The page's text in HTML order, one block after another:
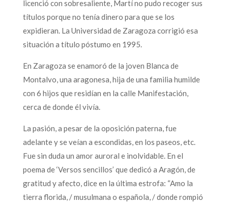
licenció con sobresaliente, Martí no pudo recoger sus
títulos porque no tenía dinero para que se los
expidieran. La Universidad de Zaragoza corrigió esa
situación a título póstumo en 1995.
En Zaragoza se enamoró de la joven Blanca de
Montalvo, una aragonesa, hija de una familia humilde
con 6 hijos que residían en la calle Manifestación,
cerca de donde él vivía.
La pasión, a pesar de la oposición paterna, fue
adelante y se veían a escondidas, en los paseos, etc.
Fue sin duda un amor auroral e inolvidable. En el
poema de ‘Versos sencillos’ que dedicó a Aragón, de
gratitud y afecto, dice en la última estrofa: “Amo la
tierra florida, / musulmana o española, / donde rompió